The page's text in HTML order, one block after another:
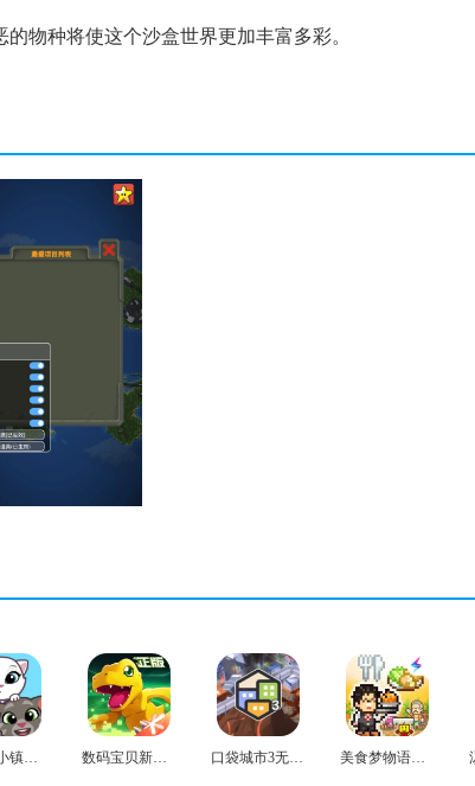
物种将使这个沙盒世界更加丰富多彩。
汤姆猫小镇无广告版 数码宝贝新世纪手机版 口袋城市3无广告版 美食梦物语免费版